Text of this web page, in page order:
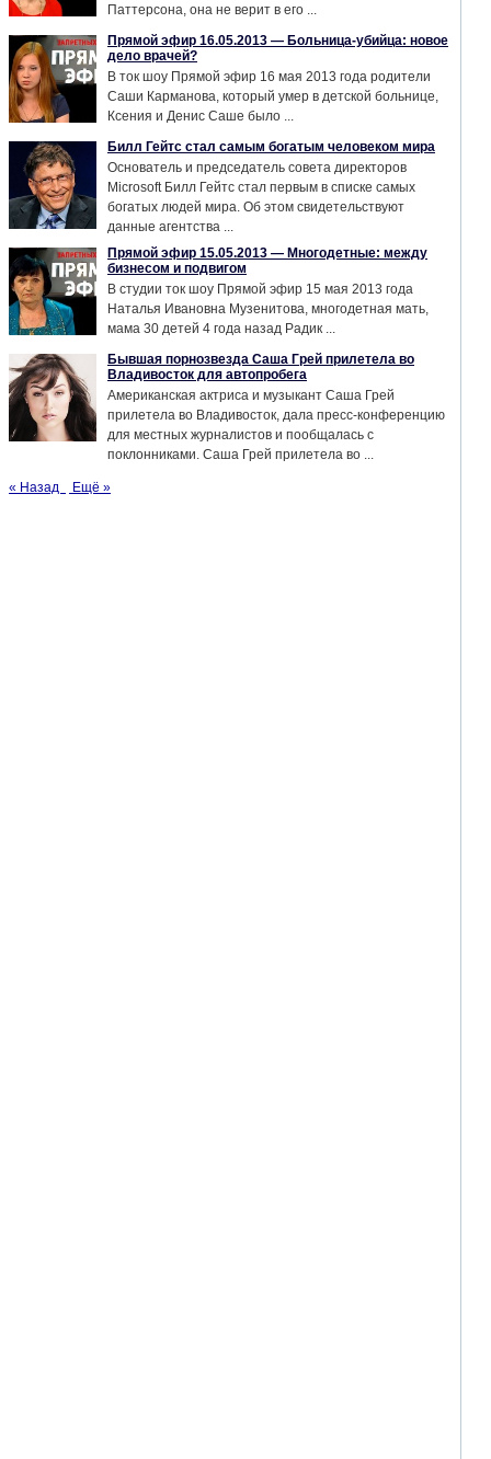
Паттерсона, она не верит в его ...
Прямой эфир 16.05.2013 — Больница-убийца: новое
дело врачей?
В ток шоу Прямой эфир 16 мая 2013 года родители
Саши Карманова, который умер в детской больнице,
Ксения и Денис Саше было ...
Билл Гейтс стал самым богатым человеком мира
Основатель и председатель совета директоров
Microsoft Билл Гейтс стал первым в списке самых
богатых людей мира. Об этом свидетельствуют
данные агентства ...
Прямой эфир 15.05.2013 — Многодетные: между
бизнесом и подвигом
В студии ток шоу Прямой эфир 15 мая 2013 года
Наталья Ивановна Музенитова, многодетная мать,
мама 30 детей 4 года назад Радик ...
Бывшая порнозвезда Саша Грей прилетела во
Владивосток для автопробега
Американская актриса и музыкант Саша Грей
прилетела во Владивосток, дала пресс-конференцию
для местных журналистов и пообщалась с
поклонниками. Саша Грей прилетела во ...
« Назад Ещё »